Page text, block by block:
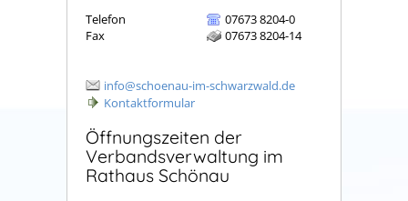
Telefon
07673 8204-0
Fax
07673 8204-14
info@schoenau-im-schwarzwald.de
Kontaktformular
Öffnungszeiten der
Verbandsverwaltung im
Rathaus Schönau